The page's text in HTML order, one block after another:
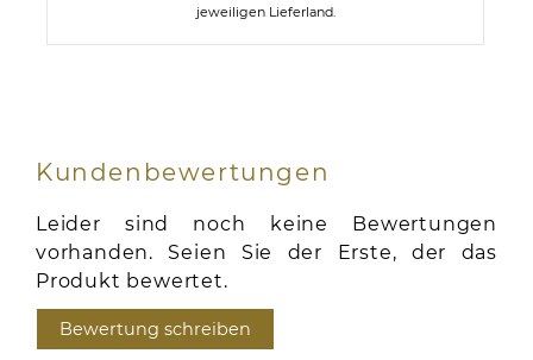
jeweiligen Lieferland.
Kundenbewertungen
Leider sind noch keine Bewertungen
vorhanden. Seien Sie der Erste, der das
Produkt bewertet.
Bewertung schreiben